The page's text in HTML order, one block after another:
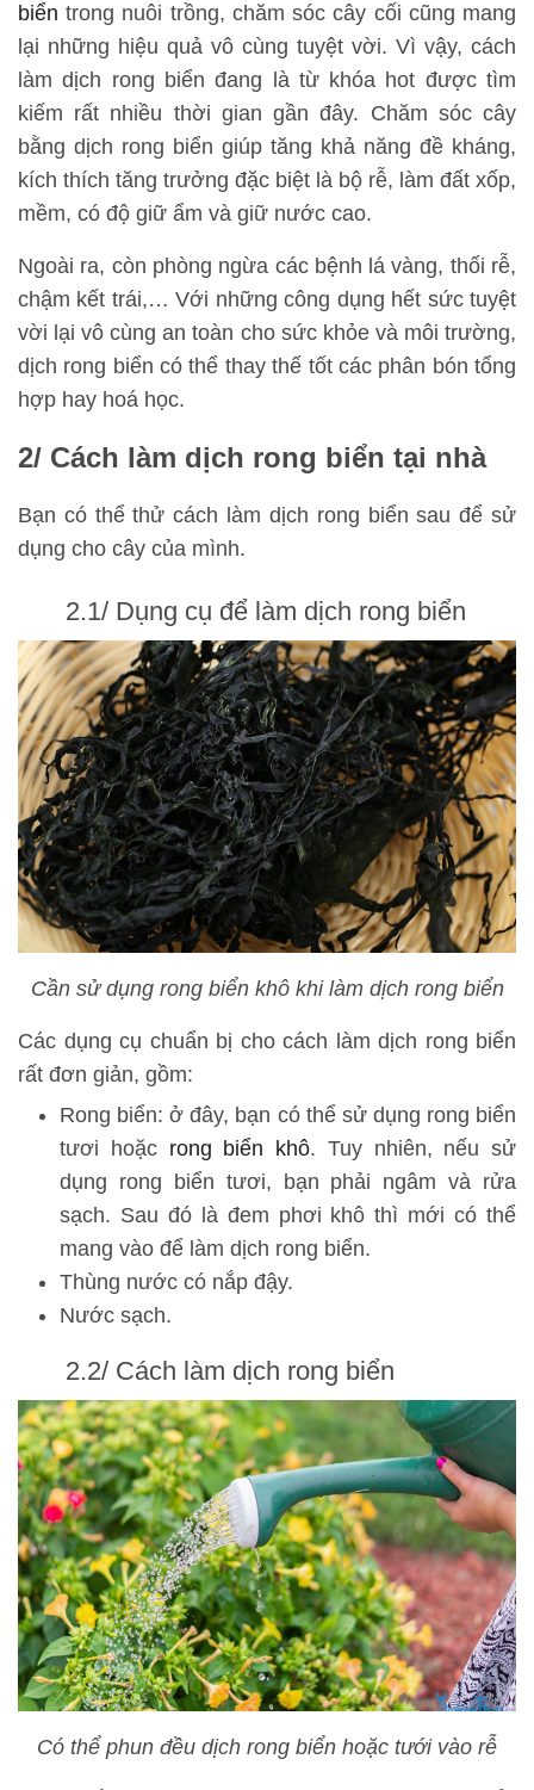
biển trong nuôi trồng, chăm sóc cây cối cũng mang
lại những hiệu quả vô cùng tuyệt vời. Vì vậy, cách
làm dịch rong biển đang là từ khóa hot được tìm
kiếm rất nhiều thời gian gần đây. Chăm sóc cây
bằng dịch rong biển giúp tăng khả năng đề kháng,
kích thích tăng trưởng đặc biệt là bộ rễ, làm đất xốp,
mềm, có độ giữ ẩm và giữ nước cao.
Ngoài ra, còn phòng ngừa các bệnh lá vàng, thối rễ,
chậm kết trái,… Với những công dụng hết sức tuyệt
vời lại vô cùng an toàn cho sức khỏe và môi trường,
dịch rong biển có thể thay thế tốt các phân bón tổng
hợp hay hoá học.
2/ Cách làm dịch rong biển tại nhà
Bạn có thể thử cách làm dịch rong biển sau để sử
dụng cho cây của mình.
2.1/ Dụng cụ để làm dịch rong biển
Cần sử dụng rong biển khô khi làm dịch rong biển
Các dụng cụ chuẩn bị cho cách làm dịch rong biển
rất đơn giản, gồm:
Rong biển: ở đây, bạn có thể sử dụng rong biển
tươi hoặc rong biển khô. Tuy nhiên, nếu sử
dụng rong biển tươi, bạn phải ngâm và rửa
sạch. Sau đó là đem phơi khô thì mới có thể
mang vào để làm dịch rong biển.
Thùng nước có nắp đậy.
Nước sạch.
2.2/ Cách làm dịch rong biển
Có thể phun đều dịch rong biển hoặc tưới vào rễ